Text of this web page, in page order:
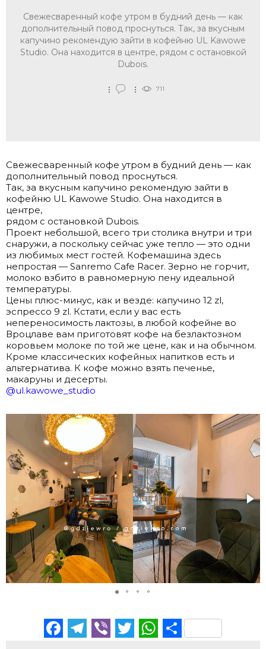
Свежесваренный кофе утром в будний день — как
дополнительный повод проснуться. Так, за вкусным
капучино рекомендую зайти в кофейню UL Kawowe
Studio. Она находится в центре, рядом с остановкой
Dubois.
711
Свежесваренный кофе утром в будний день — как
дополнительный повод проснуться.
Так, за вкусным капучино рекомендую зайти в
кофейню UL Kawowe Studio. Она находится в
центре,
рядом с остановкой Dubois.
Проект небольшой, всего три столика внутри и три
снаружи, а поскольку сейчас уже тепло — это одни
из любимых мест гостей. Кофемашина здесь
непростая — Sanremo Cafe Racer. Зерно не горчит,
молоко взбито в равномерную пену идеальной
температуры.
Цены плюс-минус, как и везде: капучино 12 zl,
эспрессо 9 zl. Кстати, если у вас есть
непереносимость лактозы, в любой кофейне во
Вроцлаве вам приготовят кофе на безлактозном
коровьем молоке по той же цене, как и на обычном.
Кроме классических кофейных напитков есть и
альтернатива. К кофе можно взять печенье,
макаруны и десерты.
@ul.kawowe_studio
Facebook
Telegram
ViberTwitterWhatsApp